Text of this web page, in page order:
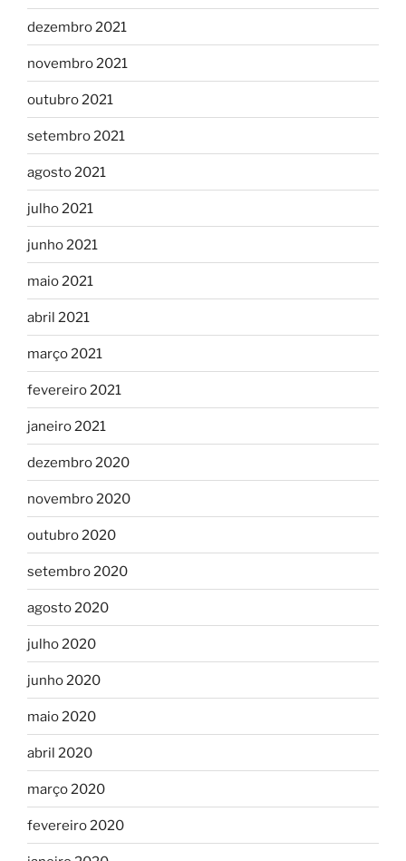
dezembro 2021
novembro 2021
outubro 2021
setembro 2021
agosto 2021
julho 2021
junho 2021
maio 2021
abril 2021
março 2021
fevereiro 2021
janeiro 2021
dezembro 2020
novembro 2020
outubro 2020
setembro 2020
agosto 2020
julho 2020
junho 2020
maio 2020
abril 2020
março 2020
fevereiro 2020